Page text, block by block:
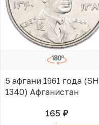
5 афгани 1961 года (SH
1340) Афганистан
165 руб.В КОРЗИНЕ